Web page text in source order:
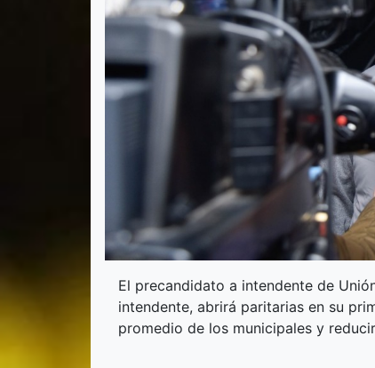
El precandidato a intendente de
intendente, abrirá paritarias en su
promedio de los municipales y